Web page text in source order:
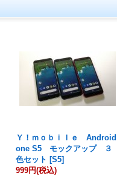
Ｙ！ｍｏｂｉｌｅ Android
one S5 モックアップ ３
色セット [S5]
999円(税込)